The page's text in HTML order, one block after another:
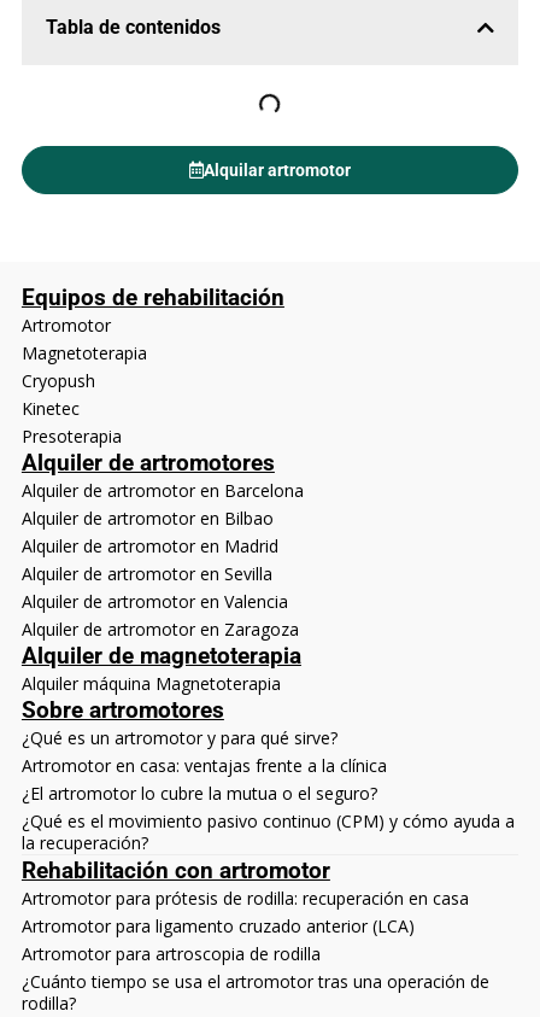
Tabla de contenidos
Alquilar artromotor
Equipos de rehabilitación
Artromotor
Magnetoterapia
Cryopush
Kinetec
Presoterapia
Alquiler de artromotores
Alquiler de artromotor en Barcelona
Alquiler de artromotor en Bilbao
Alquiler de artromotor en Madrid
Alquiler de artromotor en Sevilla
Alquiler de artromotor en Valencia
Alquiler de artromotor en Zaragoza
Alquiler de magnetoterapia
Alquiler máquina Magnetoterapia
Sobre artromotores
¿Qué es un artromotor y para qué sirve?
Artromotor en casa: ventajas frente a la clínica
¿El artromotor lo cubre la mutua o el seguro?
¿Qué es el movimiento pasivo continuo (CPM) y cómo ayuda a
la recuperación?
Rehabilitación con artromotor
Artromotor para prótesis de rodilla: recuperación en casa
Artromotor para ligamento cruzado anterior (LCA)
Artromotor para artroscopia de rodilla
¿Cuánto tiempo se usa el artromotor tras una operación de
rodilla?